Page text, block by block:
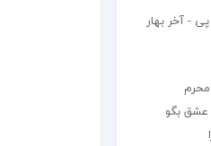
- آخر بهار
بگو